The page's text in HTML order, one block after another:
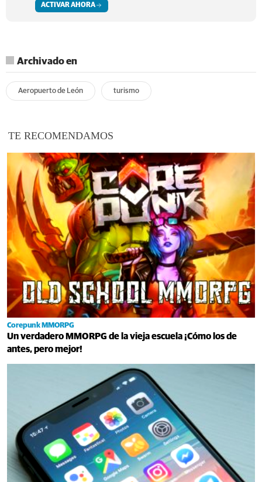
ACTIVAR AHORA
Archivado en
Aeropuerto de León turismo
TE RECOMENDAMOS
Corepunk MMORPG
Un verdadero MMORPG de la vieja escuela ¡Cómo los de
antes, pero mejor!